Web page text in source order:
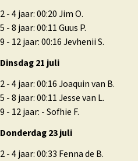
2 - 4 jaar: 00:20 Jim O.
5 - 8 jaar: 00:11 Guus P.
9 - 12 jaar: 00:16 Jevhenii S.
Dinsdag 21 juli
2 - 4 jaar: 00:16 Joaquin van B.
5 - 8 jaar: 00:11 Jesse van L.
9 - 12 jaar: - Sofhie F.
Donderdag 23 juli
2 - 4 jaar: 00:33 Fenna de B.